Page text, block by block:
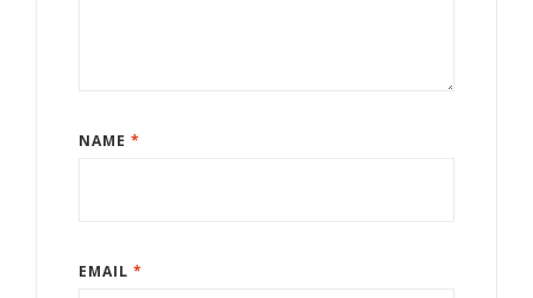
NAME *
EMAIL *